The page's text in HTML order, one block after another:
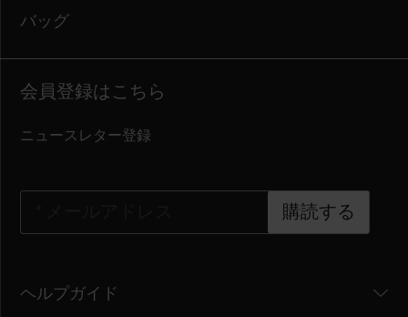
バッグ
会員登録はこちら
ニュースレター登録
購読する
ヘルプガイド